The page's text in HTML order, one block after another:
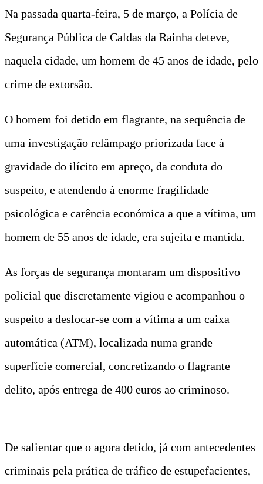
Na passada quarta-feira, 5 de março, a Polícia de
Segurança Pública de Caldas da Rainha deteve,
naquela cidade, um homem de 45 anos de idade, pelo
crime de extorsão.
O homem foi detido em flagrante, na sequência de
uma investigação relâmpago priorizada face à
gravidade do ilícito em apreço, da conduta do
suspeito, e atendendo à enorme fragilidade
psicológica e carência económica a que a vítima, um
homem de 55 anos de idade, era sujeita e mantida.
As forças de segurança montaram um dispositivo
policial que discretamente vigiou e acompanhou o
suspeito a deslocar-se com a vítima a um caixa
automática (ATM), localizada numa grande
superfície comercial, concretizando o flagrante
delito, após entrega de 400 euros ao criminoso.
De salientar que o agora detido, já com antecedentes
criminais pela prática de tráfico de estupefacientes,